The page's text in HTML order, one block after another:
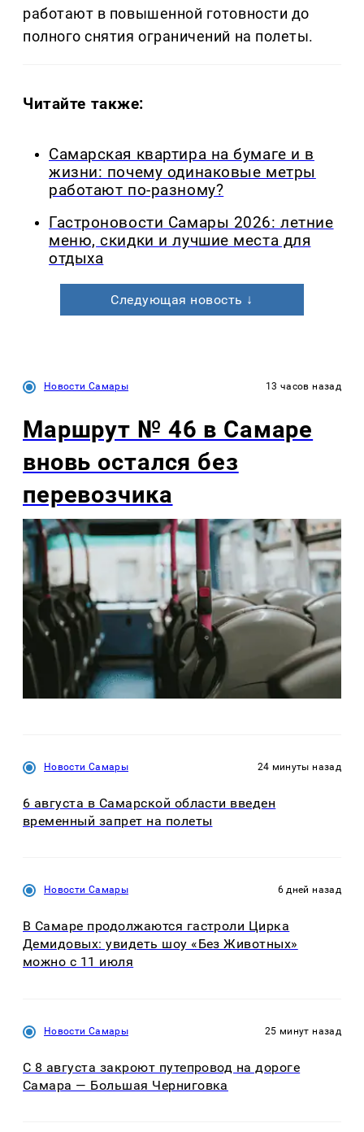
работают в повышенной готовности до
полного снятия ограничений на полеты.
Читайте также:
Самарская квартира на бумаге и в
жизни: почему одинаковые метры
работают по-разному?
Гастроновости Самары 2026: летние
меню, скидки и лучшие места для
отдыха
Следующая новость ↓
Новости Самары 13 часов назад
Маршрут № 46 в Самаре
вновь остался без
перевозчика
Новости Самары 24 минуты назад
6 августа в Самарской области введен
временный запрет на полеты
Новости Самары 6 дней назад
В Самаре продолжаются гастроли Цирка
Демидовых: увидеть шоу «Без Животных»
можно с 11 июля
Новости Самары 25 минут назад
С 8 августа закроют путепровод на дороге
Самара — Большая Черниговка